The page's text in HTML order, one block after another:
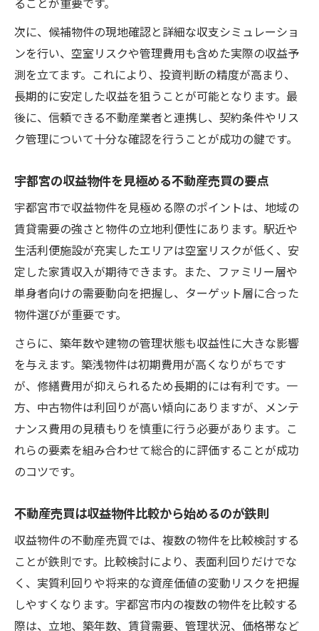
物件の選び方
宇都宮のオーナーチェンジ物件と収益の関
係性
不動産売買で安全性重視ならオーナーチェ
ンジ物件
空室リスクに強い物件を購入する賢い判断軸
不動産売買で空室リスクを抑える物件選び
不動産売買の空室リスク対策と収益維持の
方法
空室リスクに強い収益物件の特長と選び方
収益減を防ぐ不動産売買のポイントとは
事業用も視野に入れたアパート投資の魅力
不動産売買で事業用アパート投資の収益を
狙う
アパート投資と不動産売買の収益性の比較
不動産売買で事業用物件を選ぶメリットと
は
収益性向上のためのアパート投資入門
不動産売買と事業用アパートの選び方を解
説
不動産売買で狙う一棟マンションの安定収
益化
一棟マンション購入で不動産売買の長期戦
略
収益物件としての一棟マンション運用の利
ることが重要です。
次に、候補物件の現地確認と詳細な収支シミュレーショ
ンを行い、空室リスクや管理費用も含めた実際の収益予
測を立てます。これにより、投資判断の精度が高まり、
長期的に安定した収益を狙うことが可能となります。最
後に、信頼できる不動産業者と連携し、契約条件やリス
ク管理について十分な確認を行うことが成功の鍵です。
宇都宮の収益物件を見極める不動産売買の要点
宇都宮市で収益物件を見極める際のポイントは、地域の
賃貸需要の強さと物件の立地利便性にあります。駅近や
生活利便施設が充実したエリアは空室リスクが低く、安
定した家賃収入が期待できます。また、ファミリー層や
単身者向けの需要動向を把握し、ターゲット層に合った
物件選びが重要です。
さらに、築年数や建物の管理状態も収益性に大きな影響
を与えます。築浅物件は初期費用が高くなりがちです
が、修繕費用が抑えられるため長期的には有利です。一
方、中古物件は利回りが高い傾向にありますが、メンテ
ナンス費用の見積もりを慎重に行う必要があります。こ
れらの要素を組み合わせて総合的に評価することが成功
のコツです。
不動産売買は収益物件比較から始めるのが鉄則
収益物件の不動産売買では、複数の物件を比較検討する
ことが鉄則です。比較検討により、表面利回りだけでな
く、実質利回りや将来的な資産価値の変動リスクを把握
しやすくなります。宇都宮市内の複数の物件を比較する
際は、立地、築年数、賃貸需要、管理状況、価格帯など